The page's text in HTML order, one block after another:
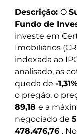
Descrição: O
Fundo de
investe em
Imobiliários
indexada ao
analisado, as
queda de -1,31%
o pregão, o
89,18 e a
negociado de
478.476,76 .